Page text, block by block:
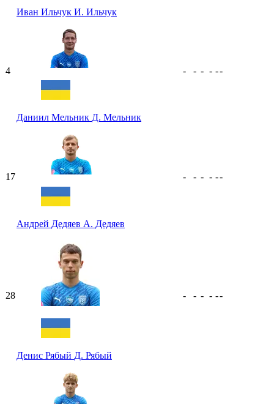
Иван Ильчук И. Ильчук
4
Даниил Мельник Д. Мельник
- - - - --
17
Андрей Дедяев А. Дедяев
- - - - --
28
Денис Рябый Д. Рябый
- - - - --